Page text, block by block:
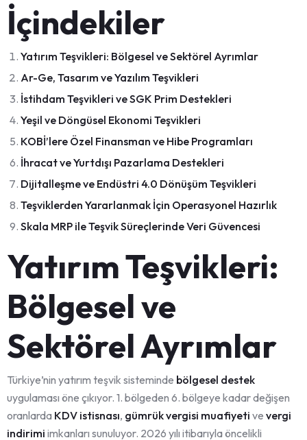
İçindekiler
Yatırım Teşvikleri: Bölgesel ve Sektörel Ayrımlar
Ar-Ge, Tasarım ve Yazılım Teşvikleri
İstihdam Teşvikleri ve SGK Prim Destekleri
Yeşil ve Döngüsel Ekonomi Teşvikleri
KOBİ’lere Özel Finansman ve Hibe Programları
İhracat ve Yurtdışı Pazarlama Destekleri
Dijitalleşme ve Endüstri 4.0 Dönüşüm Teşvikleri
Teşviklerden Yararlanmak İçin Operasyonel Hazırlık
Skala MRP ile Teşvik Süreçlerinde Veri Güvencesi
Yatırım Teşvikleri:
Bölgesel ve
Sektörel Ayrımlar
Türkiye’nin yatırım teşvik sisteminde bölgesel destek
uygulaması öne çıkıyor. 1. bölgeden 6. bölgeye kadar değişen
oranlarda KDV istisnası, gümrük vergisi muafiyeti ve vergi
indirimi imkanları sunuluyor. 2026 yılı itibarıyla öncelikli